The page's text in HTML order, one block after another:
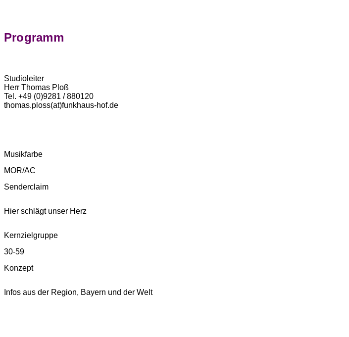
Programm
Studioleiter
Herr Thomas Ploß
Tel. +49 (0)9281 / 880120
thomas.ploss(at)funkhaus-hof.de
Musikfarbe
MOR/AC
Senderclaim
Hier schlägt unser Herz
Kernzielgruppe
30-59
Konzept
Infos aus der Region, Bayern und der Welt